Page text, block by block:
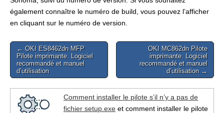
également connaître le numéro de build, vous pouvez l’afficher
en cliquant sur le numéro de version.
Post
navigation
← OKI ES8462dn MFP
Pilote imprimante. Logiciel
recommandé et manuel
d’utilisation
OKI MC862dn Pilote
imprimante. Logiciel
recommandé et manuel
d’utilisation →
Comment installer le pilote s’il n’y a pas de
fichier setup.exe et comment installer le pilote